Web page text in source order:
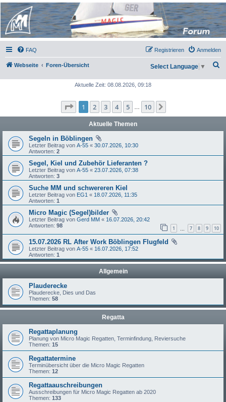
Micro Magic Forum
Deutschland
FAQ Anmelden
Registrieren
Webseite Foren-Übersicht Select Language ▼
Aktuelle Zeit: 08.08.2026, 09:18
Seite 1von 10
1 2 3 4 5 10
Aktuelle Themen
Segeln in Böblingen
Letzter Beitrag von A-55 « 30.07.2026, 10:30
Antworten: 2
Segel, Kiel und Zubehör Lieferanten ?
Letzter Beitrag von A-55 « 23.07.2026, 07:38
Antworten: 3
Suche MM und schwereren Kiel
Letzter Beitrag von EG1 « 18.07.2026, 11:35
Antworten: 1
Micro Magic (Segel)bilder
Letzter Beitrag von Gerd MM « 16.07.2026, 20:42
Antworten: 98 1 7 8 9 10
15.07.2026 RL After Work Böblingen Flugfeld
Letzter Beitrag von A-55 « 16.07.2026, 17:52
Antworten: 1
Allgemein
Plauderecke
Plauderecke, Dies und Das
Themen: 58
Regatta
Regattaplanung
Planung von Micro Magic Regatten, Terminfindung, Reviersuche
Themen: 15
Regattatermine
Terminübersicht über die Micro Magic Regatten
Themen: 12
Regattaauschreibungen
Ausschreibungen für Micro Magic Regatten ab 2020
Themen: 133